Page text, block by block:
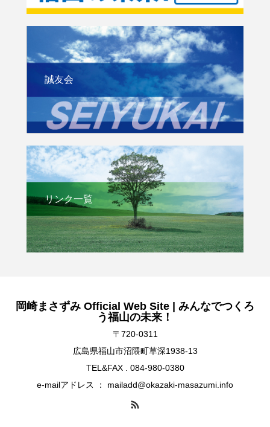
誠友会
リンク一覧
岡崎まさずみ Official Web Site | みんなでつくろ
う福山の未来！
〒720-0311
広島県福山市沼隈町草深1938-13
TEL&FAX . 084-980-0380
e-mailアドレス ： mailadd@okazaki-masazumi.info